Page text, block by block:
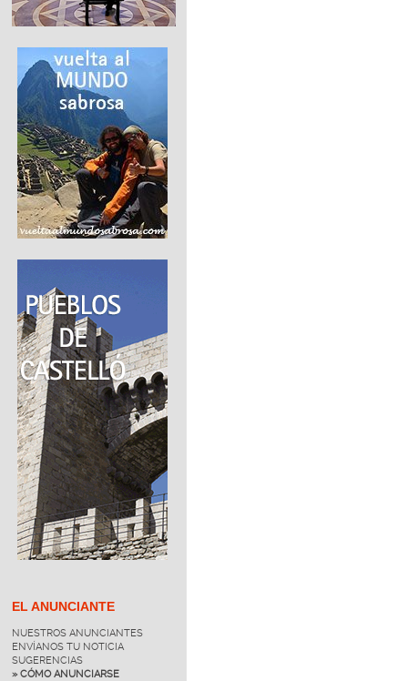
EL ANUNCIANTE
NUESTROS ANUNCIANTES
ENVÍANOS TU NOTICIA
SUGERENCIAS
» CÓMO ANUNCIARSE